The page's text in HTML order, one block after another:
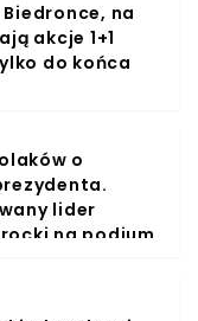
na
akcje 1+1
do końca
o
lider
na podium